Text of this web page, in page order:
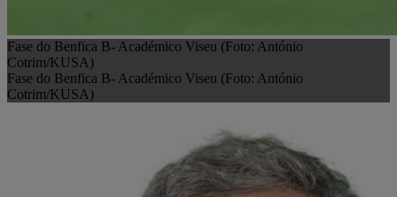
Fase do Benfica B- Académico Viseu (Foto: António
Cotrim/KUSA)
Fase do Benfica B- Académico Viseu (Foto: António
Cotrim/KUSA)